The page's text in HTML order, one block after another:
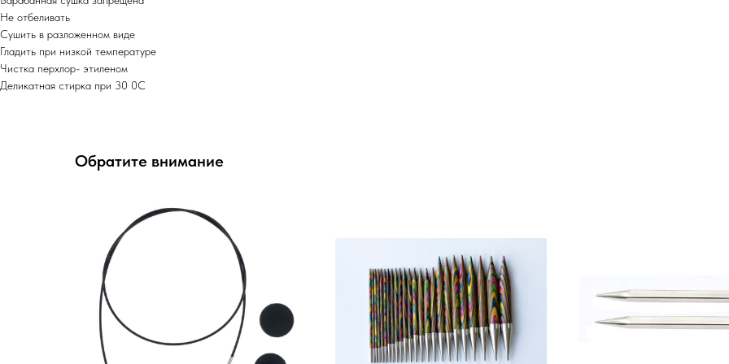
Не отбеливать
Сушить в разложенном виде
Гладить при низкой температуре
Чистка перхлор- этиленом
Деликатная стирка при 30 0С
Обратите внимание